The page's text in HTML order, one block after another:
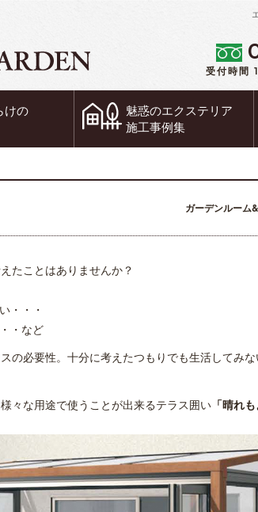
受付時
けの
魅惑のエクステリア
施工事例集
ガーデンルーム
たことはありませんか？
・・・
・など
の必要性。十分に考えたつもりでも生活してみ
々な用途で使うことが出来るテラス囲い 「晴れ